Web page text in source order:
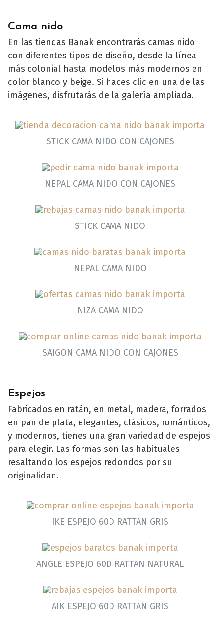
Cama nido
En las tiendas Banak encontrarás camas nido
con diferentes tipos de diseño, desde la línea
más colonial hasta modelos más modernos en
color blanco y beige. Si haces clic en una de las
imágenes, disfrutarás de la galería ampliada.
STICK CAMA NIDO CON CAJONES
NEPAL CAMA NIDO CON CAJONES
STICK CAMA NIDO
NEPAL CAMA NIDO
NIZA CAMA NIDO
SAIGON CAMA NIDO CON CAJONES
Espejos
Fabricados en ratán, en metal, madera, forrados
en pan de plata, elegantes, clásicos, románticos,
y modernos, tienes una gran variedad de espejos
para elegir. Las formas son las habituales
resaltando los espejos redondos por su
originalidad.
IKE ESPEJO 60D RATTAN GRIS
ANGLE ESPEJO 60D RATTAN NATURAL
AIK ESPEJO 60D RATTAN GRIS